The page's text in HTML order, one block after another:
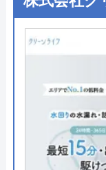
クリーン
※クチコミの内容に
株式会社タ
株式会社タイ
付けている業
り設備のリフ
きます。
対応エリアは